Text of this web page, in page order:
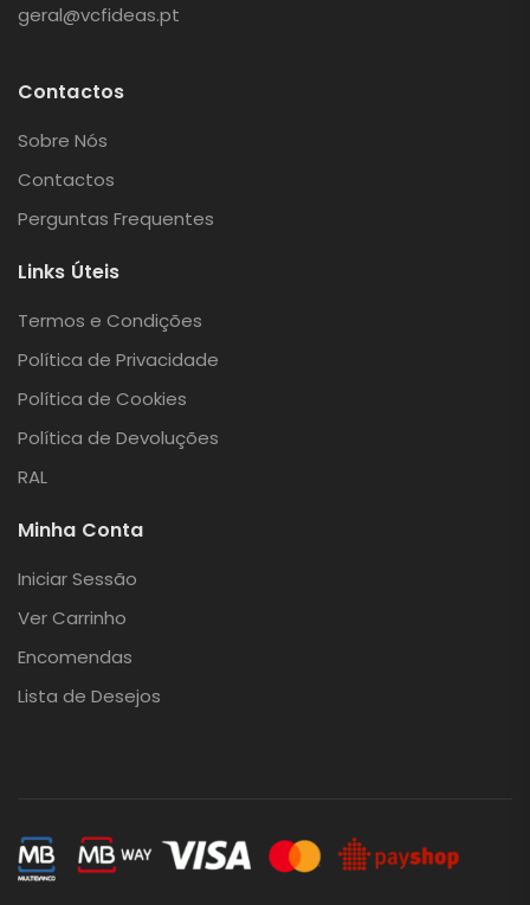
geral@vcfideas.pt
Contactos
Sobre Nós
Contactos
Perguntas Frequentes
Links Úteis
Termos e Condições
Política de Privacidade
Política de Cookies
Política de Devoluções
RAL
Minha Conta
Iniciar Sessão
Ver Carrinho
Encomendas
Lista de Desejos